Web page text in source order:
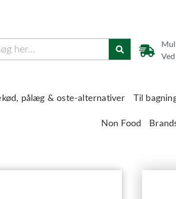
pålæg & oste-alternativer Til
Non Food